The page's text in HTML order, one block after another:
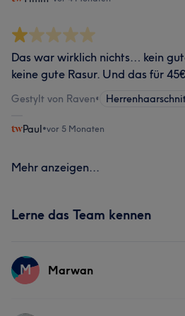
Das war wirklich nichts… kein
keine gute Rasur. Und das für
Gestylt von Raven•
Paul•vor 5 Monaten
Mehr anzeigen...
Lerne das Team kennen
M Marwan